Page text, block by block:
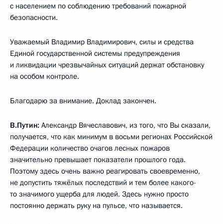
с населением по соблюдению требований пожарной
безопасности.
Уважаемый Владимир Владимирович, силы и средства
Единой государственной системы предупреждения
и ликвидации чрезвычайных ситуаций держат обстановку
на особом контроле.
Благодарю за внимание. Доклад закончен.
В.Путин: Александр Вячеславович, из того, что Вы сказали,
получается, что как минимум в восьми регионах Российской
Федерации количество очагов лесных пожаров
значительно превышает показатели прошлого года.
Поэтому здесь очень важно реагировать своевременно,
не допустить тяжёлых последствий и тем более какого-
то значимого ущерба для людей. Здесь нужно просто
постоянно держать руку на пульсе, что называется.